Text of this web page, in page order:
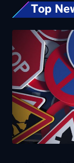
Top